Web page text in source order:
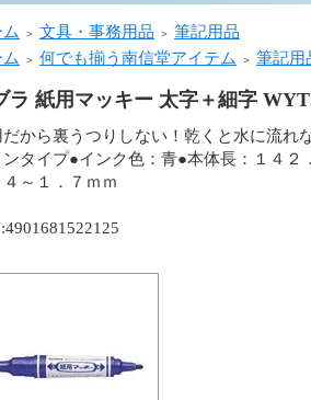
＞ 文具・事務用品 ＞ 筆記用品
＞ 何でも揃う南信堂アイテム ＞ 筆記用
ラ 紙用マッキー 太字＋細字
だから裏うつりしない！乾くと水に流れ
ンタイプ●インク色：青●本体長：１４
～１．７ｍｍ